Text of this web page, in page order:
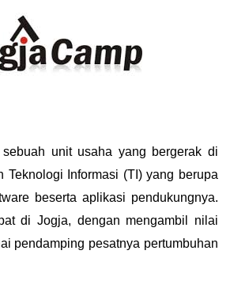
unit usaha yang bergerak di
Teknologi Informasi (TI) yang berupa
beserta aplikasi pendukungnya.
di Jogja, dengan mengambil nilai
pendamping pesatnya pertumbuhan